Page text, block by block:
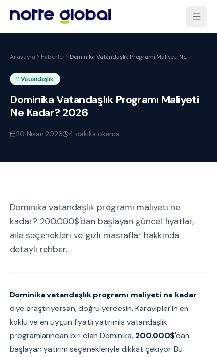
Anasayfa Haberler
Dominika Vatandaşlık Programı Maliyeti Ne
Vatandaşlık
Dominika Vatandaşlık Programı Maliyeti
Ne Kadar? 2026
20 Nisan 2026 4 dakika okuma
Dominika vatandaşlık programı maliyeti ne
kadar? 200.000$'dan başlayan güncel fiyatlar,
aile seçenekleri ve gizli masraflar hakkında
detaylı rehber.
Dominika vatandaşlık programı maliyeti ne kadar
diye araştırıyorsan, doğru yerdesin. Karayipler'in en
köklü ve en uygun fiyatlı yatırımla vatandaşlık
programlarından biri olan Dominika, 200.000$'dan
başlayan yatırım seçenekleriyle dikkat çekiyor. Bu